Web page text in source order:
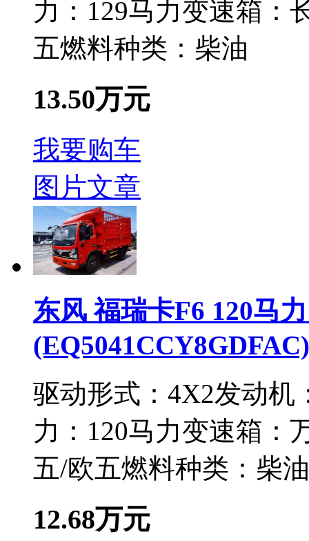
力： 129马力变速箱：
五燃料种类： 柴油
13.50万元
我要购车
图片文章
东风 福瑞卡F6 120马
(EQ5041CCY8GDFAC)
驱动形式： 4X2发动机
力： 120马力变速箱：
五/欧五燃料种类： 柴油
12.68万元